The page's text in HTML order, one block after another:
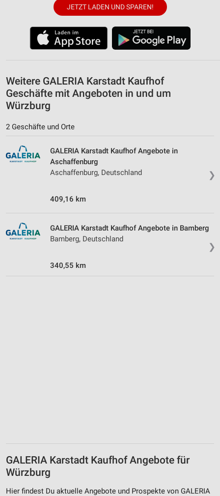
JETZT LADEN UND SPAREN!
Weitere GALERIA Karstadt Kaufhof
Geschäfte mit Angeboten in und um
Würzburg
2 Geschäfte und Orte
❯
GALERIA Karstadt Kaufhof Angebote in
Aschaffenburg
Aschaffenburg, Deutschland
409,16 km
❯
GALERIA Karstadt Kaufhof Angebote in Bamberg
Bamberg, Deutschland
340,55 km
GALERIA Karstadt Kaufhof Angebote für
Würzburg
Hier findest Du aktuelle Angebote und Prospekte von GALERIA
Verwendung von Profilen zur Auswahl
Messung der Werbeleistung
Analyse von Zielgruppen durch Statistiken oder
Kombinationen von Daten aus verschiedenen
Quellen
Inhalten
IAB-Besonderheiten:
Verwendung genauer Standortdaten
Geräte anhand von aktiv angeforderten
Nicht-IAB-Verarbeitungszwecke:
Notwendig